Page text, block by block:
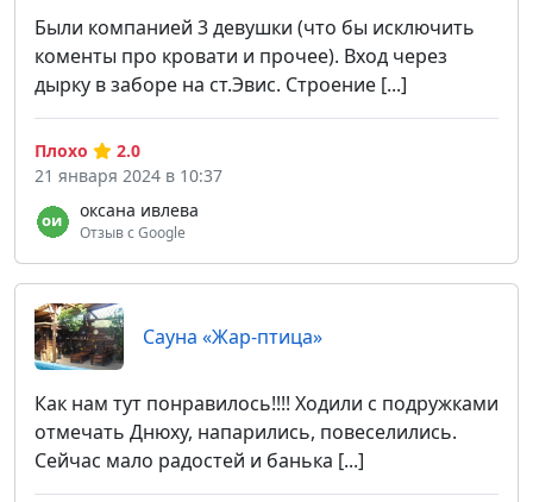
Были компанией 3 девушки (что бы исключить
коменты про кровати и прочее). Вход через
дырку в заборе на ст.Эвис. Строение [...]
оксана ивлева
Отзыв с Google
Плохо
2.0
21 января 2024 в 10:37
Сауна «Жар-птица»
Как нам тут понравилось!!!! Ходили с подружками
отмечать Днюху, напарились, повеселились.
Сейчас мало радостей и банька [...]